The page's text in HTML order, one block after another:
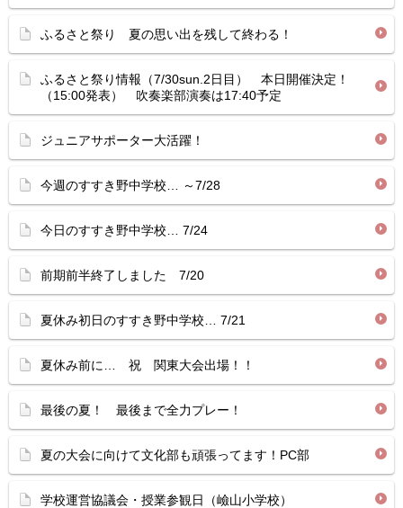
ふるさと祭り 夏の思い出を残して終わる！
ふるさと祭り情報（7/30sun.2日目） 本日開催決定！
（15:00発表） 吹奏楽部演奏は17:40予定
ジュニアサポーター大活躍！
今週のすすき野中学校… ～7/28
今日のすすき野中学校… 7/24
前期前半終了しました 7/20
夏休み初日のすすき野中学校… 7/21
夏休み前に… 祝 関東大会出場！！
最後の夏！ 最後まで全力プレー！
夏の大会に向けて文化部も頑張ってます！PC部
学校運営協議会・授業参観日（嶮山小学校）